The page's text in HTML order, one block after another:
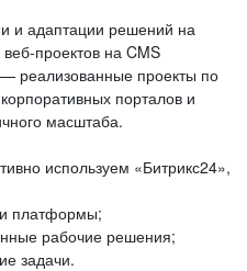
и адаптации решений на
на CMS
реализованные проекты по
порталов и
масштаба.
используем «Битрикс24»,
платформы;
рабочие решения;
задачи.